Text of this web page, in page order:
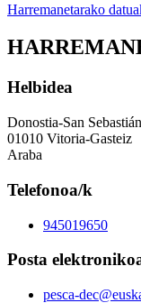
Harremanetarako
Helbidea
Donostia-San
01010 Vitoria-Gasteiz
Araba
Telefonoa/k
945019650
Posta
pesca-